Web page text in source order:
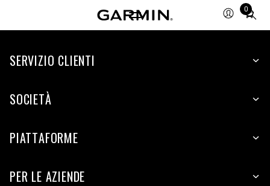
0
Total
items
cart:
SERVIZIO CLIENTI
SOCIETÀ
PIATTAFORME
PER LE AZIENDE